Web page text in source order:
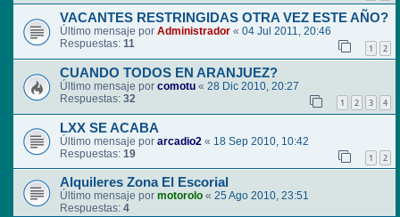
VACANTES RESTRINGIDAS OTRA VEZ ESTE AÑO?
Último mensaje por Administrador « 04 Jul 2011, 20:46
Respuestas: 11 1 2
CUANDO TODOS EN ARANJUEZ?
Último mensaje por comotu « 28 Dic 2010, 20:27
Respuestas: 32 1 2 3 4
LXX SE ACABA
Último mensaje por arcadio2 « 18 Sep 2010, 10:42
Respuestas: 19 1 2
Alquileres Zona El Escorial
Último mensaje por motorolo « 25 Ago 2010, 23:51
Respuestas: 4